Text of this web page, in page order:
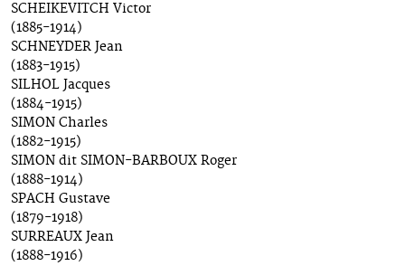
SCHEIKEVITCH Victor
(1885-1914)
SCHNEYDER Jean
(1883-1915)
SILHOL Jacques
(1884-1915)
SIMON Charles
(1882-1915)
SIMON dit SIMON-BARBOUX Roger
(1888-1914)
SPACH Gustave
(1879-1918)
SURREAUX Jean
(1888-1916)